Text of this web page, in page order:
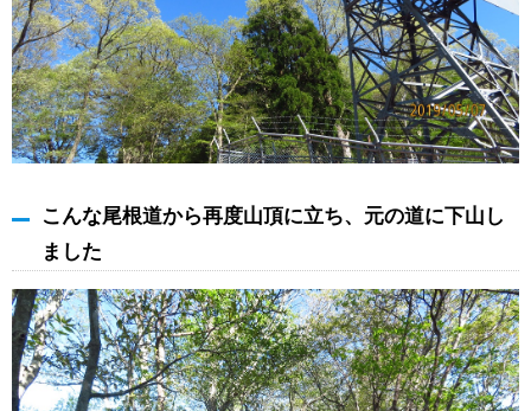
こんな尾根道から再度山頂に立ち、元の道に下山し
ました